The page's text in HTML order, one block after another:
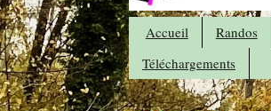
Accueil Randos
Téléchargements